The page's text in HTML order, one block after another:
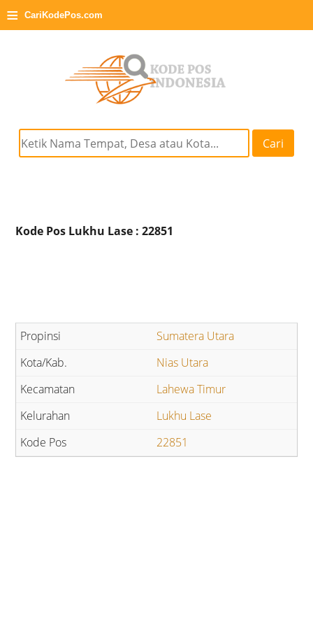
≡ CariKodePos.com
Cari
Kode Pos Lukhu Lase : 22851
Sumatera Utara
Nias Utara
Lahewa Timur
Lukhu Lase
22851